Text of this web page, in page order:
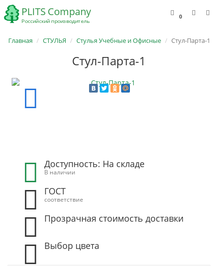
0
Главная СТУЛЬЯ Стулья Учебные и Офисные Стул-Парта-1
Стул-Парта-1
Доступность: На складе
В наличии
ГОСТ
соответствие
Прозрачная стоимость доставки
Выбор цвета